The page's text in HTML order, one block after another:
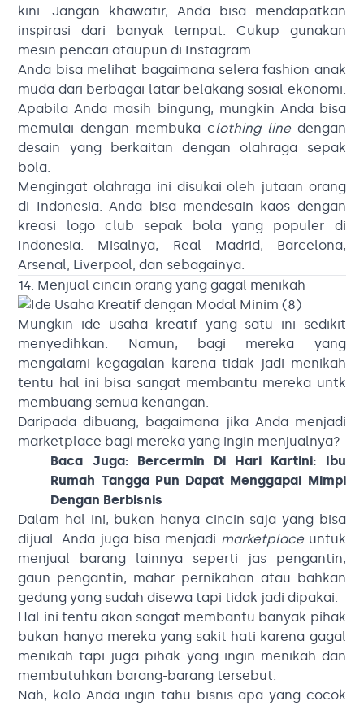
kini. Jangan khawatir, Anda bisa mendapatkan
inspirasi dari banyak tempat. Cukup gunakan
mesin pencari ataupun di Instagram.
Anda bisa melihat bagaimana selera fashion anak
muda dari berbagai latar belakang sosial ekonomi.
Apabila Anda masih bingung, mungkin Anda bisa
memulai dengan membuka clothing linedengan
desain yang berkaitan dengan olahraga sepak
bola.
Mengingat olahraga ini disukai oleh jutaan orang
di Indonesia. Anda bisa mendesain kaos dengan
kreasi logo club sepak bola yang populer di
Indonesia. Misalnya, Real Madrid, Barcelona,
Arsenal, Liverpool, dan sebagainya.
14. Menjual cincin orang yang gagal menikah
Mungkin ide usaha kreatif yang satu ini sedikit
menyedihkan. Namun, bagi mereka yang
mengalami kegagalan karena tidak jadi menikah
tentu hal ini bisa sangat membantu mereka untk
membuang semua kenangan.
Daripada dibuang, bagaimana jika Anda menjadi
marketplace bagi mereka yang ingin menjualnya?
Baca Juga: Bercermin Di Hari Kartini: Ibu
Rumah Tangga Pun Dapat Menggapai Mimpi
Dengan Berbisnis
Dalam hal ini, bukan hanya cincin saja yang bisa
dijual. Anda juga bisa menjadi marketplaceuntuk
menjual barang lainnya seperti jas pengantin,
gaun pengantin, mahar pernikahan atau bahkan
gedung yang sudah disewa tapi tidak jadi dipakai.
Hal ini tentu akan sangat membantu banyak pihak
bukan hanya mereka yang sakit hati karena gagal
menikah tapi juga pihak yang ingin menikah dan
membutuhkan barang-barang tersebut.
Nah, kalo Anda ingin tahu bisnis apa yang cocok